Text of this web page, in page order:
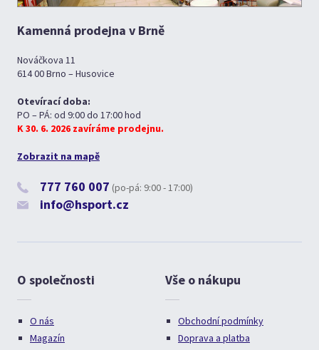
Kamenná prodejna v Brně
Nováčkova 11
614 00 Brno – Husovice
Otevírací doba:
PO – PÁ: od 9:00 do 17:00 hod
K 30. 6. 2026 zavíráme prodejnu.
Zobrazit na mapě
777 760 007 (po-pá: 9:00 - 17:00)
info@hsport.cz
O společnosti
O nás
Magazín
Vše o nákupu
Obchodní podmínky
Doprava a platba